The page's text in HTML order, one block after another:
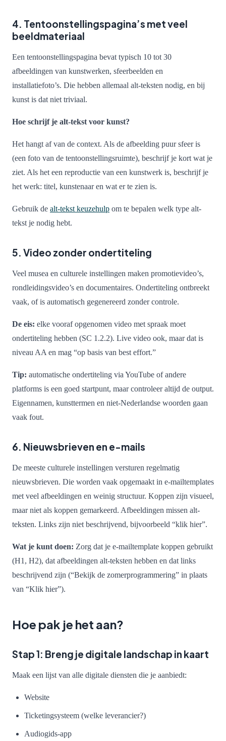
4. Tentoonstellingspagina’s met veel
beeldmateriaal
Een tentoonstellingspagina bevat typisch 10 tot 30
afbeeldingen van kunstwerken, sfeerbeelden en
installatiefoto’s. Die hebben allemaal alt-teksten nodig, en bij
kunst is dat niet triviaal.
Hoe schrijf je alt-tekst voor kunst?
Het hangt af van de context. Als de afbeelding puur sfeer is
(een foto van de tentoonstellingsruimte), beschrijf je kort wat je
ziet. Als het een reproductie van een kunstwerk is, beschrijf je
het werk: titel, kunstenaar en wat er te zien is.
Gebruik de alt-tekst keuzehulp om te bepalen welk type alt-
tekst je nodig hebt.
5. Video zonder ondertiteling
Veel musea en culturele instellingen maken promotievideo’s,
rondleidingsvideo’s en documentaires. Ondertiteling ontbreekt
vaak, of is automatisch gegenereerd zonder controle.
De eis: elke vooraf opgenomen video met spraak moet
ondertiteling hebben (SC 1.2.2). Live video ook, maar dat is
niveau AA en mag “op basis van best effort.”
Tip: automatische ondertiteling via YouTube of andere
platforms is een goed startpunt, maar controleer altijd de output.
Eigennamen, kunsttermen en niet-Nederlandse woorden gaan
vaak fout.
6. Nieuwsbrieven en e-mails
De meeste culturele instellingen versturen regelmatig
nieuwsbrieven. Die worden vaak opgemaakt in e-mailtemplates
met veel afbeeldingen en weinig structuur. Koppen zijn visueel,
maar niet als koppen gemarkeerd. Afbeeldingen missen alt-
teksten. Links zijn niet beschrijvend, bijvoorbeeld “klik hier”.
Wat je kunt doen: Zorg dat je e-mailtemplate koppen gebruikt
(H1, H2), dat afbeeldingen alt-teksten hebben en dat links
beschrijvend zijn (“Bekijk de zomerprogrammering” in plaats
van “Klik hier”).
Hoe pak je het aan?
Stap 1: Breng je digitale landschap in kaart
Maak een lijst van alle digitale diensten die je aanbiedt:
Website
Ticketingsysteem (welke leverancier?)
Audiogids-app